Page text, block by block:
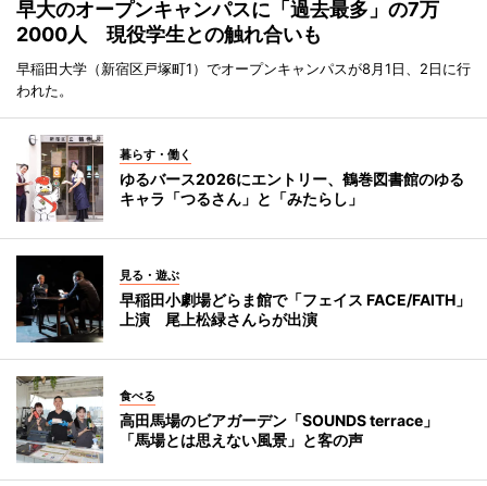
早大のオープンキャンパスに「過去最多」の7万
2000人 現役学生との触れ合いも
早稲田大学（新宿区戸塚町1）でオープンキャンパスが8月1日、2日に行
われた。
暮らす・働く
ゆるバース2026にエントリー、鶴巻図書館のゆる
キャラ「つるさん」と「みたらし」
見る・遊ぶ
早稲田小劇場どらま館で「フェイス FACE/FAITH」
上演 尾上松緑さんらが出演
食べる
高田馬場のビアガーデン「SOUNDS terrace」
「馬場とは思えない風景」と客の声